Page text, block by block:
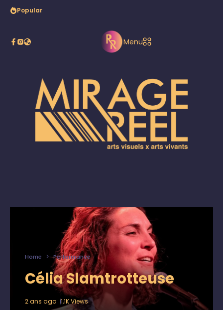
Popular
Menu
Home Performance
Célia Slamtrotteuse
2 ans ago 1,1K Views